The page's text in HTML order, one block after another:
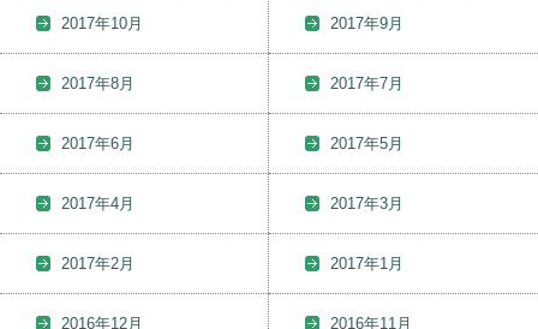
2017年10月 2017年9月
2017年8月 2017年7月
2017年6月 2017年5月
2017年4月 2017年3月
2017年2月 2017年1月
2016年12月 2016年11月